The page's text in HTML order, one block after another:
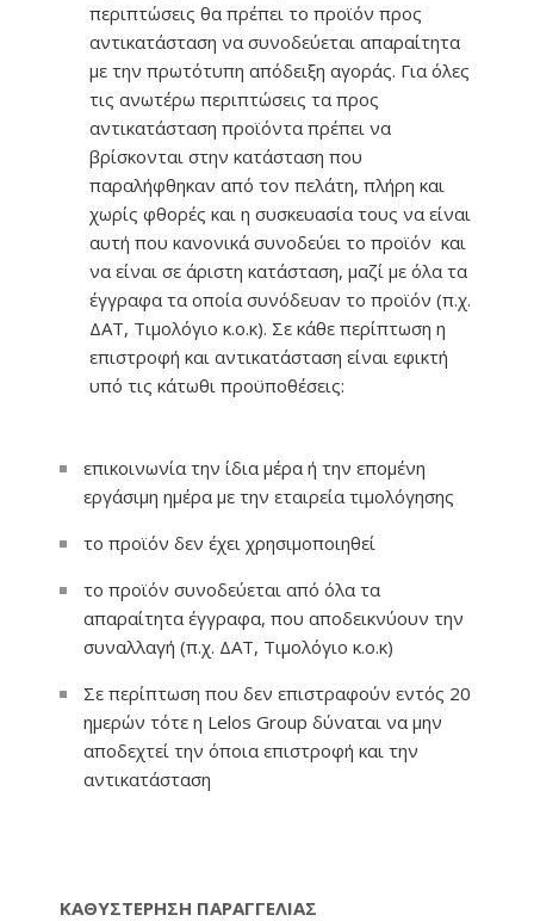
περιπτώσεις θα πρέπει το προϊόν προς
αντικατάσταση να συνοδεύεται απαραίτητα
με την πρωτότυπη απόδειξη αγοράς. Για όλες
τις ανωτέρω περιπτώσεις τα προς
αντικατάσταση προϊόντα πρέπει να
βρίσκονται στην κατάσταση που
παραλήφθηκαν από τον πελάτη, πλήρη και
χωρίς φθορές και η συσκευασία τους να είναι
αυτή που κανονικά συνοδεύει το προϊόν και
να είναι σε άριστη κατάσταση, μαζί με όλα τα
έγγραφα τα οποία συνόδευαν το προϊόν (π.χ.
ΔΑΤ, Τιμολόγιο κ.ο.κ). Σε κάθε περίπτωση η
επιστροφή και αντικατάσταση είναι εφικτή
υπό τις κάτωθι προϋποθέσεις:
επικοινωνία την ίδια μέρα ή την επομένη
εργάσιμη ημέρα με την εταιρεία τιμολόγησης
το προϊόν δεν έχει χρησιμοποιηθεί
το προϊόν συνοδεύεται από όλα τα
απαραίτητα έγγραφα, που αποδεικνύουν την
συναλλαγή (π.χ. ΔΑΤ, Τιμολόγιο κ.ο.κ)
Σε περίπτωση που δεν επιστραφούν εντός 20
ημερών τότε η Lelos Group δύναται να μην
αποδεχτεί την όποια επιστροφή και την
αντικατάσταση
ΚΑΘΥΣΤΕΡΗΣΗ ΠΑΡΑΓΓΕΛΙΑΣ